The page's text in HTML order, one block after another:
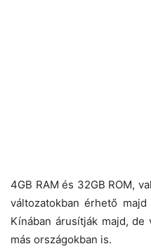
4GB RAM és 32GB ROM,
változatokban érhető
Kínában árusítják majd,
más országokban is.